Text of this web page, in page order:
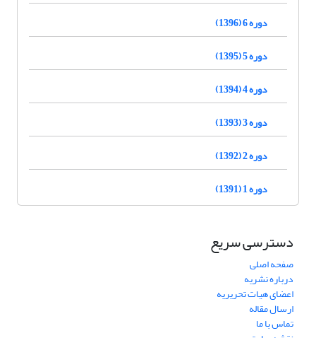
دوره 6 (1396)
دوره 5 (1395)
دوره 4 (1394)
دوره 3 (1393)
دوره 2 (1392)
دوره 1 (1391)
دسترسی سریع
صفحه اصلی
درباره نشریه
اعضای هیات تحریریه
ارسال مقاله
تماس با ما